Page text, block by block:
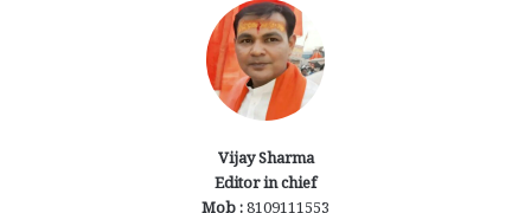
Vijay Sharma
Editor in chief